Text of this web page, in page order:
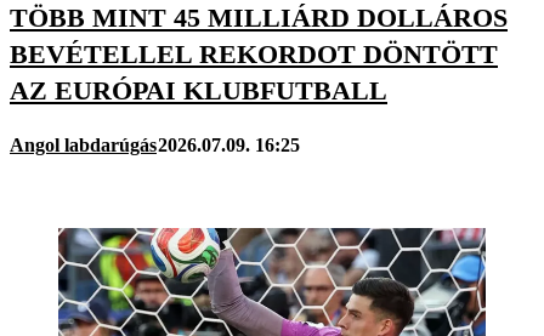
TÖBB MINT 45 MILLIÁRD DOLLÁROS
BEVÉTELLEL REKORDOT DÖNTÖTT
AZ EURÓPAI KLUBFUTBALL
Angol labdarúgás2026.07.09. 16:25